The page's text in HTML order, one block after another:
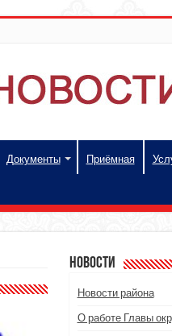
Документы Приёмная
Новости
Новости района
О работе Главы